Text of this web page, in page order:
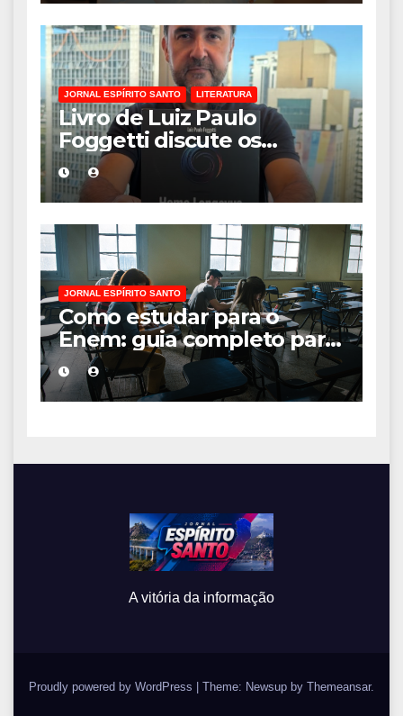
JORNAL ESPÍRITO SANTO LITERATURA
Livro de Luiz Paulo
Foggetti discute os
desafios de uma
sociedade onde viver até
aos 120 anos poderá ser
realidade
JORNAL ESPÍRITO SANTO
Como estudar para o
Enem: guia completo para
conquistar a vaga na
universidade
A vitória da informação
Proudly powered by WordPress | Theme: Newsup by Themeansar.